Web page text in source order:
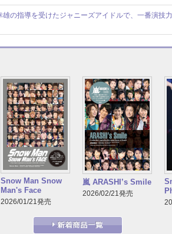
雄の指導を受けたジャニーズアイドルで、一番演技
Snow Man Snow
Man's Face
2026/01/21発売
嵐 ARASHI’s Smile
2026/02/21発売